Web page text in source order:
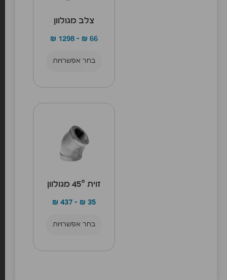
צלב מגולוון
₪ 66
–
₪ 1298
בחר אפשרויות
זוית 45° מגולוון
₪ 35
–
₪ 437
בחר אפשרויות